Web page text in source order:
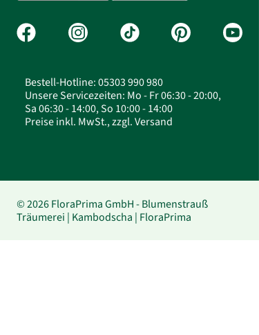
Bestell-Hotline: 05303 990 980
Unsere Servicezeiten: Mo - Fr 06:30 - 20:00,
Sa 06:30 - 14:00, So 10:00 - 14:00
Preise inkl. MwSt., zzgl. Versand
© 2026 FloraPrima GmbH - Blumenstrauß
Träumerei | Kambodscha | FloraPrima